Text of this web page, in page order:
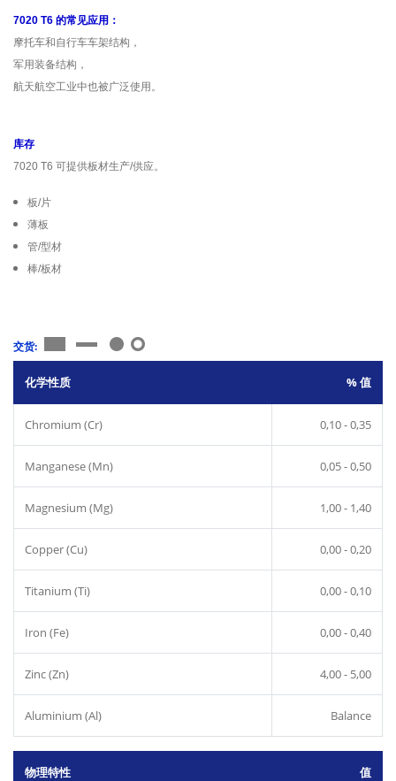
7020 T6 的常见应用：
摩托车和自行车车架结构，
军用装备结构，
航天航空工业中也被广泛使用。
库存
7020 T6 可提供板材生产/供应。
板/片
薄板
管/型材
棒/板材
交货:
化学性质 % 值
Chromium (Cr) 0,10 - 0,35
Manganese (Mn) 0,05 - 0,50
Magnesium (Mg) 1,00 - 1,40
Copper (Cu) 0,00 - 0,20
Titanium (Ti) 0,00 - 0,10
Iron (Fe) 0,00 - 0,40
Zinc (Zn) 4,00 - 5,00
Aluminium (Al) Balance
物理特性 值